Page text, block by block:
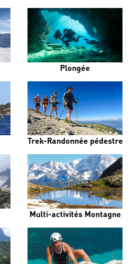
Plongée
Trek-Randonnée pédestre
Multi-activités Montagne